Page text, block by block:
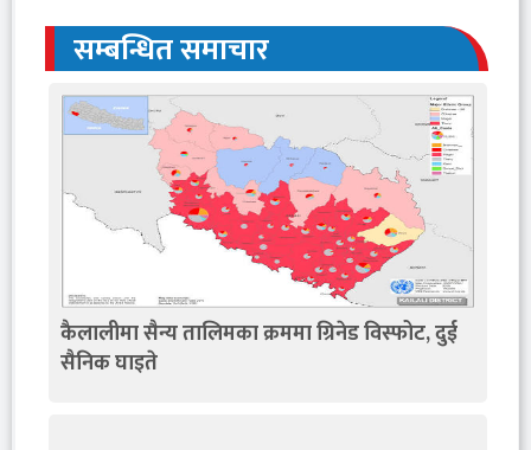
सम्बन्धित समाचार
कैलालीमा सैन्य तालिमका क्रममा ग्रिनेड विस्फोट, दुई
सैनिक घाइते